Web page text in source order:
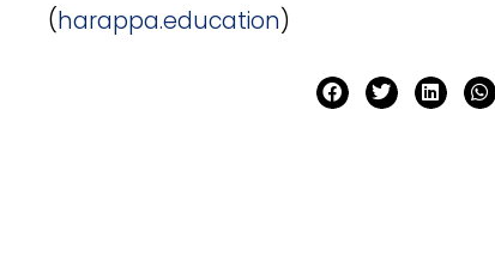
(harappa.education)